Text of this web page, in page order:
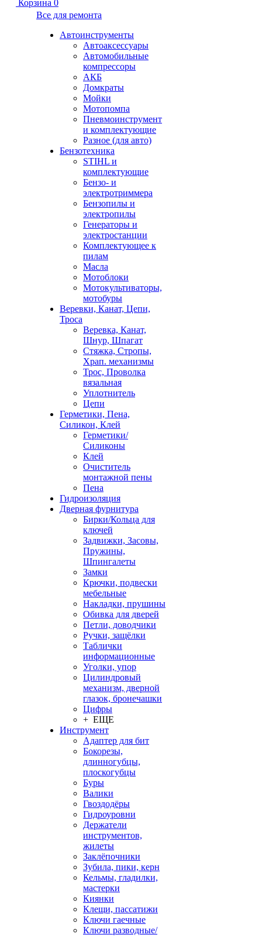
Корзина 0
Все для ремонта
Автоинструменты
Автоаксессуары
Автомобильные
компрессоры
АКБ
Домкраты
Мойки
Мотопомпа
Пневмоинструмент
и комплектующие
Разное (для авто)
Бензотехника
STIHL и
комплектующие
Бензо- и
электротриммера
Бензопилы и
электропилы
Генераторы и
электростанции
Комплектующее к
пилам
Масла
Мотоблоки
Мотокультиваторы,
мотобуры
Веревки, Канат, Цепи,
Троса
Веревка, Канат,
Шнур, Шпагат
Стяжка, Стропы,
Храп. механизмы
Трос, Проволка
вязальная
Уплотнитель
Цепи
Герметики, Пена,
Силикон, Клей
Герметики/
Силиконы
Клей
Очиститель
монтажной пены
Пена
Гидроизоляция
Дверная фурнитура
Бирки/Кольца для
ключей
Задвижки, Засовы,
Пружины,
Шпингалеты
Замки
Крючки, подвески
мебельные
Накладки, прушины
Обивка для дверей
Петли, доводчики
Ручки, защёлки
Таблички
информационные
Уголки, упор
Цилиндровый
механизм, дверной
глазок, бронечашки
Цифры
+ ЕЩЕ
Инструмент
Адаптер для бит
Бокорезы,
длинногубцы,
плоскогубцы
Буры
Валики
Гвоздодёры
Гидроуровни
Держатели
инструментов,
жилеты
Заклёпочники
Зубила, пики, керн
Кельмы, гладилки,
мастерки
Киянки
Клещи, пассатижи
Ключи гаечные
Ключи разводные/